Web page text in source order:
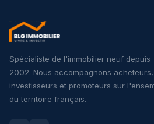
Spécialiste de l'immobilier neuf depuis
2002. Nous accompagnons acheteurs,
investisseurs et promoteurs sur
du territoire français.